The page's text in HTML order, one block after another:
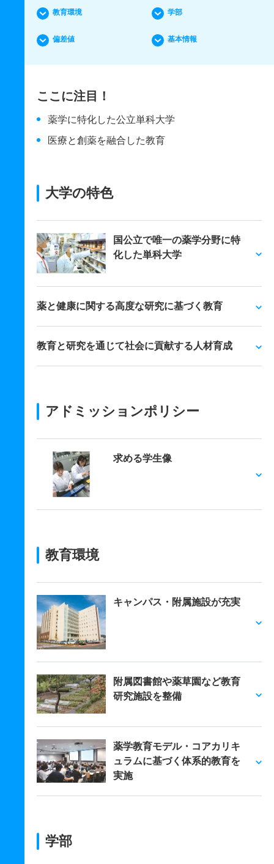
教育環境 学部
偏差値 基本情報
ここに注目！
薬学に特化した公立単科大学
医療と創薬を融合した教育
大学の特色
国公立で唯一の薬学分野に特
化した単科大学
薬と健康に関する高度な研究に基づく教育
教育と研究を通じて社会に貢献する人材育成
アドミッションポリシー
求める学生像
教育環境
キャンパス・附属施設が充実
附属図書館や薬草園など教育
研究施設を整備
薬学教育モデル・コアカリキ
ュラムに基づく体系的教育を
実施
学部